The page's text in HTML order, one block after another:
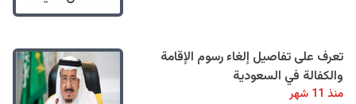
تعرف على تفاصيل إلغاء رسوم الإقامة
والكفالة في السعودية
منذ 11 شهر